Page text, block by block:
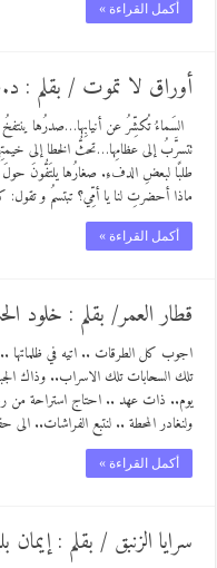
أكمل القراءة »
أوراق لا تموت / بقلم :
السَماءُ تُكشِّرُ عن أنيابِها…صدرُها ينتفخُ
تتسرَّبُ إلى عظامِها…تحثُّ الخطا إلى
طلبًا لبعضِ الدفءِ. صغارُها يلتَفُّونَ حولَ
ماذا أحضرتِ لنا يا أمِّي؟ تبتسمُ و
أكمل القراءة »
قطار العمر/ بقلم : خلود
اجوب كل الطرقات .. اتيه في ظلماتها
تلك السحابات تلك الاسراب.. وذاك
يوم.. ذات عهد .. احتاج استراحة من
ولنغادر المحطة .. لنتبع الفراشات..
أكمل القراءة »
سرايا الزنبق / بقلم : إيمان